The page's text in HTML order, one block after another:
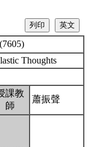
Thoughts
課教
師
蕭振聲